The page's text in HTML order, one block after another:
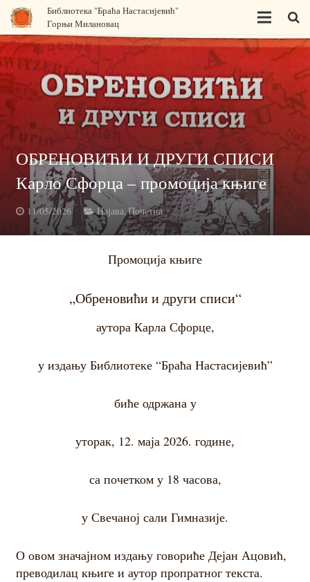
Библиотека "Браћа Настасијевић"
Горњи Милановац
Почетна
О нама
Одељења
Програм за децу
Издавачка делатност
Правна акта
ОБРЕНОВИЋИ И ДРУГИ СПИСИ
Карло Сфорца – промоција књиге
11/05/2026 Најава,Почетна
Промоција књиге
„Обреновићи и други списи“
аутора Карла Сфорце,
у издању Библиотеке “Браћа Настасијевић”
биће одржана у
уторак, 12. маја 2026. године,
са почетком у 18 часова,
у Свечаној сали Гимназије.
О овом значајном издању говориће Дејан Ацовић,
преводилац књиге и аутор пропратног текста.